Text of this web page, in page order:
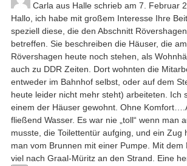
Carla aus Halle schrieb am 7. Februar
Hallo, ich habe mit großem Interesse Ihre
speziell diese, die den Abschnitt
betreffen. Sie beschreiben die Häuser, die
Rövershagen heute noch stehen, als
auch zu DDR Zeiten. Dort wohnten die
entweder im Bahnhof selbst, oder auf dem
heute leider nicht mehr steht) arbeiteten. Ich
einem der Häuser gewohnt. Ohne
fließend Wasser. Es war nie „toll“ wenn man
musste, die Toilettentür aufging, und ein Zug
man vom Brunnen mit einer Pumpe. Mit dem
viel nach Graal-Müritz an den Strand. Eine